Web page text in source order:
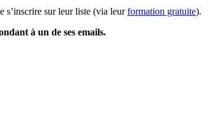
s’inscrire sur leur liste (via leurformation gratuite).
à un de ses emails.